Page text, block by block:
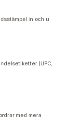
in och u
(UPC,
med mera